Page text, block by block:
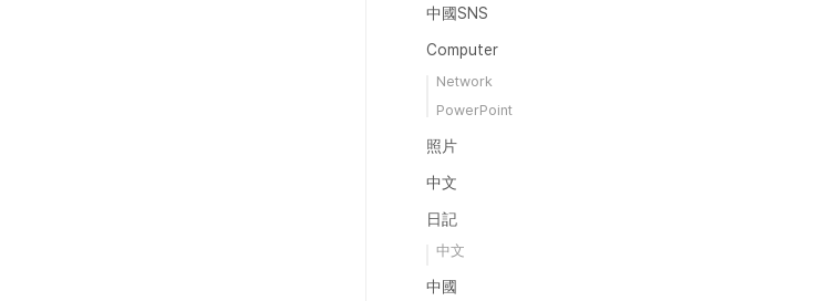
中國SNS
Computer
Network
PowerPoint
照片
中文
日記
中文
中國